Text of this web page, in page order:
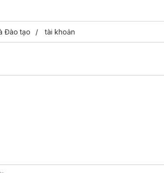
Đào tạo tài khoản